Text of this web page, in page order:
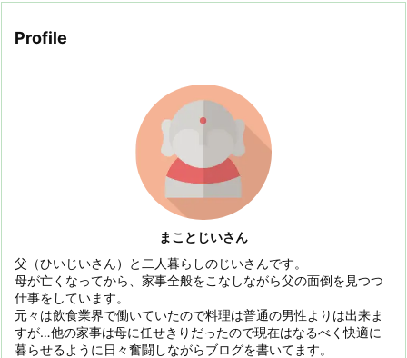
Profile
まことじいさん
父（ひいじいさん）と二人暮らしのじいさんです。
母が亡くなってから、家事全般をこなしながら父の面倒を見つつ
仕事をしています。
元々は飲食業界で働いていたので料理は普通の男性よりは出来ま
すが…他の家事は母に任せきりだったので現在はなるべく快適に
暮らせるように日々奮闘しながらブログを書いてます。